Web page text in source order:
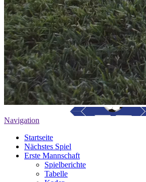
Navigation
Startseite
Nächstes Spiel
Erste Mannschaft
Spielberichte
Tabelle